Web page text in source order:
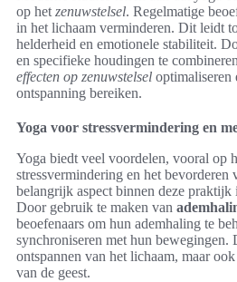
op het zenuwstelsel. Regelmatige
in het lichaam verminderen. Dit leidt
helderheid en emotionele stabiliteit.
en specifieke houdingen te
effecten op zenuwstelsel optimaliseren
ontspanning bereiken.
Yoga voor stressvermindering en
Yoga biedt veel voordelen, vooral op
stressvermindering en het
belangrijk aspect binnen deze praktijk
Door gebruik te maken van
beoefenaars om hun ademhaling te
synchroniseren met hun
ontspannen van het lichaam, maar
van de geest.